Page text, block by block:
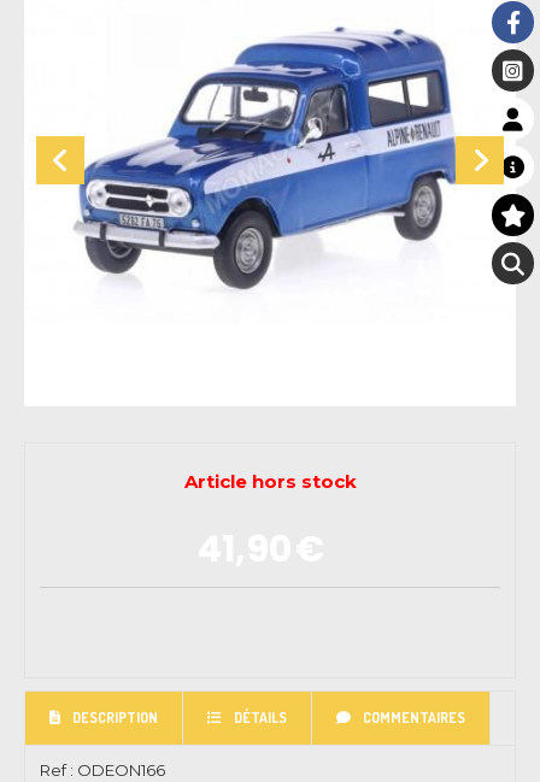
Article hors stock
DESCRIPTION DÉTAILS COMMENTAIRES
Ref : ODEON166